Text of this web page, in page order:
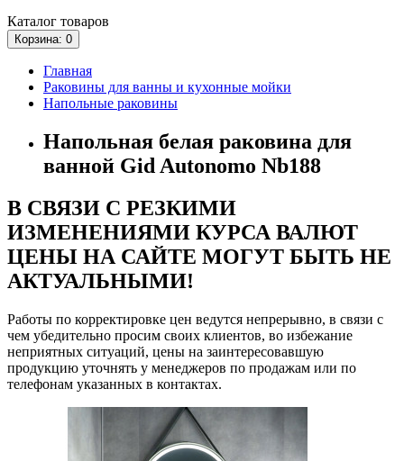
Каталог товаров
Корзина: 0
Главная
Раковины для ванны и кухонные мойки
Напольные раковины
Напольная белая раковина для
ванной Gid Autonomo Nb188
В СВЯЗИ С РЕЗКИМИ
ИЗМЕНЕНИЯМИ КУРСА ВАЛЮТ
ЦЕНЫ НА САЙТЕ МОГУТ БЫТЬ НЕ
АКТУАЛЬНЫМИ!
Работы по корректировке цен ведутся непрерывно, в связи с
чем убедительно просим своих клиентов, во избежание
неприятных ситуаций, цены на заинтересовавшую
продукцию уточнять у менеджеров по продажам или по
телефонам указанных в контактах.